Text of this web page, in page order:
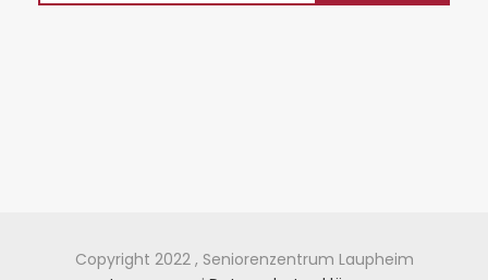
Copyright 2022 , Seniorenzentrum Laupheim